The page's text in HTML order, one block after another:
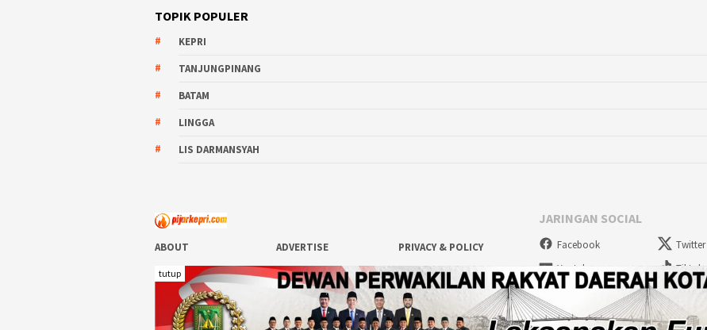
TOPIK POPULER
KEPRI
TANJUNGPINANG
BATAM
LINGGA
LIS DARMANSYAH
ABOUT ADVERTISE
PRIVACY & POLICY
CONTACT
REDAKSI
FORMULIR PENDATAAN
ANGGOTA PWI KEPRI
2026
JARINGAN SOCIAL
Facebook Twitter
Youtube
Tiktok
tutup